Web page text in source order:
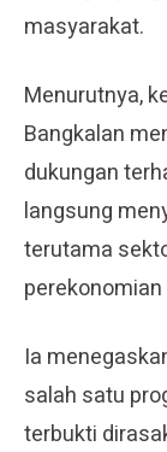
masyarakat.
Menurutnya,
Bangkalan
dukungan
langsung
terutama
Ia
salah satu
terbukti